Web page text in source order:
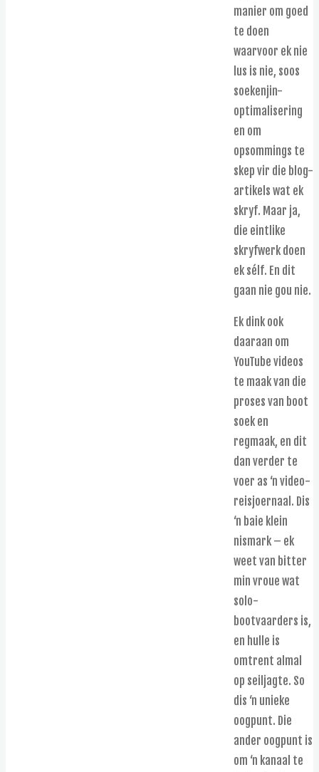
manier om goed
te doen
waarvoor ek nie
lus is nie, soos
soekenjin-
optimalisering
en om
opsommings te
skep vir die blog-
artikels wat ek
skryf. Maar ja,
die eintlike
skryfwerk doen
ek sélf. En dit
gaan nie gou nie.
Ek dink ook
daaraan om
YouTube videos
te maak van die
proses van boot
soek en
regmaak, en dit
dan verder te
voer as ‘n video-
reisjoernaal. Dis
‘n baie klein
nismark – ek
weet van bitter
min vroue wat
solo-
bootvaarders is,
en hulle is
omtrent almal
op seiljagte. So
dis ‘n unieke
oogpunt. Die
ander oogpunt is
om ‘n kanaal te